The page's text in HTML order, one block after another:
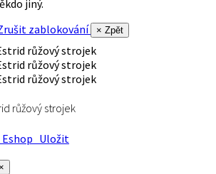
jiný.
zablokování
× Zpět
růžový strojek
Uložit